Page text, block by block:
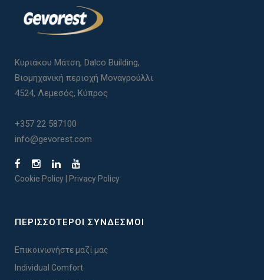
Κυριάκου Μάτση, Dalco Building,
Βιομηχανική περιοχή Μοναγρούλλι
4524, Λεμεσός, Κύπρος
+357 22 587100
info@gevorest.com
Cookie Policy Privacy Policy
ΠΕΡΙΣΣΟΤΕΡΟΙ ΣΥΝΔΕΣΜΟΙ
Επικοινωνήστε μαζί μας
Individual Comfort